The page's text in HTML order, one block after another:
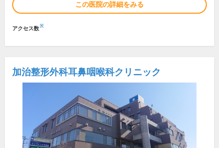
この医院の詳細をみる
アクセス数※
加治整形外科耳鼻咽喉科クリニック